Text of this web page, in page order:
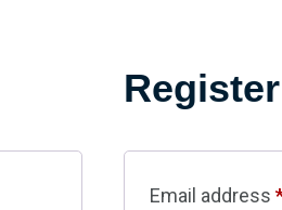
Register
Email address